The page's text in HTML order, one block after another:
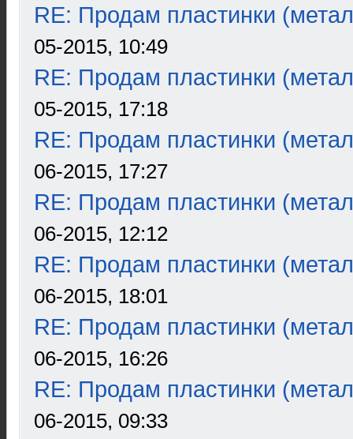
RE: Продам пластинки
05-2015, 10:49
RE: Продам пластинки
05-2015, 17:18
RE: Продам пластинки
06-2015, 17:27
RE: Продам пластинки
06-2015, 12:12
RE: Продам пластинки
06-2015, 18:01
RE: Продам пластинки
06-2015, 16:26
RE: Продам пластинки
06-2015, 09:33